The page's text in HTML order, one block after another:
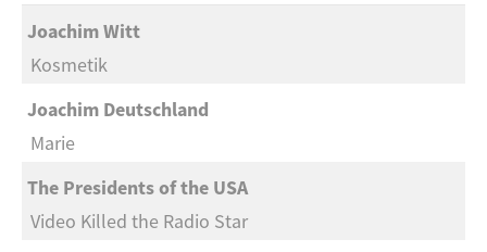
Joachim Witt
Kosmetik
Joachim Deutschland
Marie
The Presidents of the USA
Video Killed the Radio Star